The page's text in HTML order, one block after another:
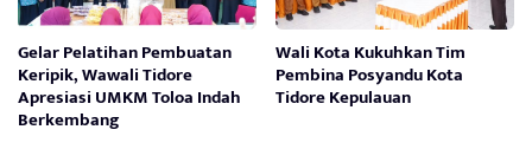
Gelar Pelatihan Pembuatan
Keripik, Wawali Tidore
Apresiasi UMKM Toloa Indah
Berkembang
Wali Kota Kukuhkan Tim
Pembina Posyandu Kota
Tidore Kepulauan